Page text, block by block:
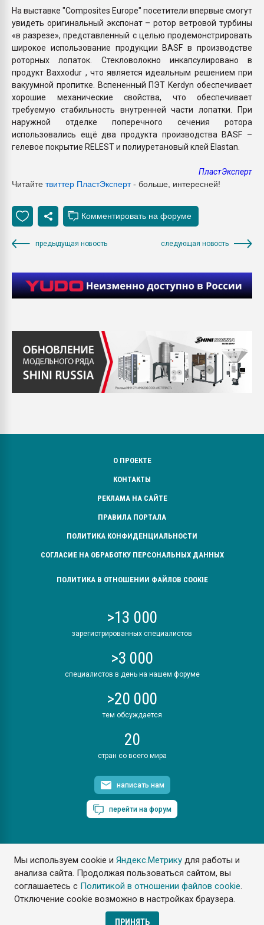
Мы используем cookie иЯндекс.Метрику для работы и
анализа сайта. Продолжая пользоваться сайтом, вы
соглашаетесь с Политикой в отношении файлов cookie.
Отключение cookie возможно в настройках браузера.
ПРИНЯТЬ
На выставке "Composites Europe" посетители впервые смогут
увидеть оригинальный экспонат – ротор ветровой турбины
«в разрезе», представленный с целью продемонстрировать
широкое использование продукции BASF в производстве
роторных лопаток. Стекловолокно инкапсулировано в
продукт Baxxodur , что является идеальным решением при
вакуумной пропитке. Вспененный ПЭТ Kerdyn обеспечивает
хорошие механические свойства, что обеспечивает
требуемую стабильность внутренней части лопатки. При
наружной отделке поперечного сечения ротора
использовались ещё два продукта производства BASF –
гелевое покрытие RELEST и полиуретановый клей Elastan.
ПластЭксперт
Читайте твиттер ПластЭксперт- больше, интересней!
предыдущая новость следующая новость
О ПРОЕКТЕ
КОНТАКТЫ
РЕКЛАМА НА САЙТЕ
ПРАВИЛА ПОРТАЛА
ПОЛИТИКА КОНФИДЕНЦИАЛЬНОСТИ
СОГЛАСИЕ НА ОБРАБОТКУ ПЕРСОНАЛЬНЫХ ДАННЫХ
ПОЛИТИКА В ОТНОШЕНИИ ФАЙЛОВ COOKIE
>13 000
зарегистрированных специалистов
>3 000
специалистов в день на нашем форуме
>20 000
тем обсуждается
20
стран со всего мира
написать нам
перейти на форум
ПластЭксперт © 2006. Все права защищены
Разрешается копирование материалов сайта с обязательной
ссылкой на www.e-plastic.ru
Разработка сайта